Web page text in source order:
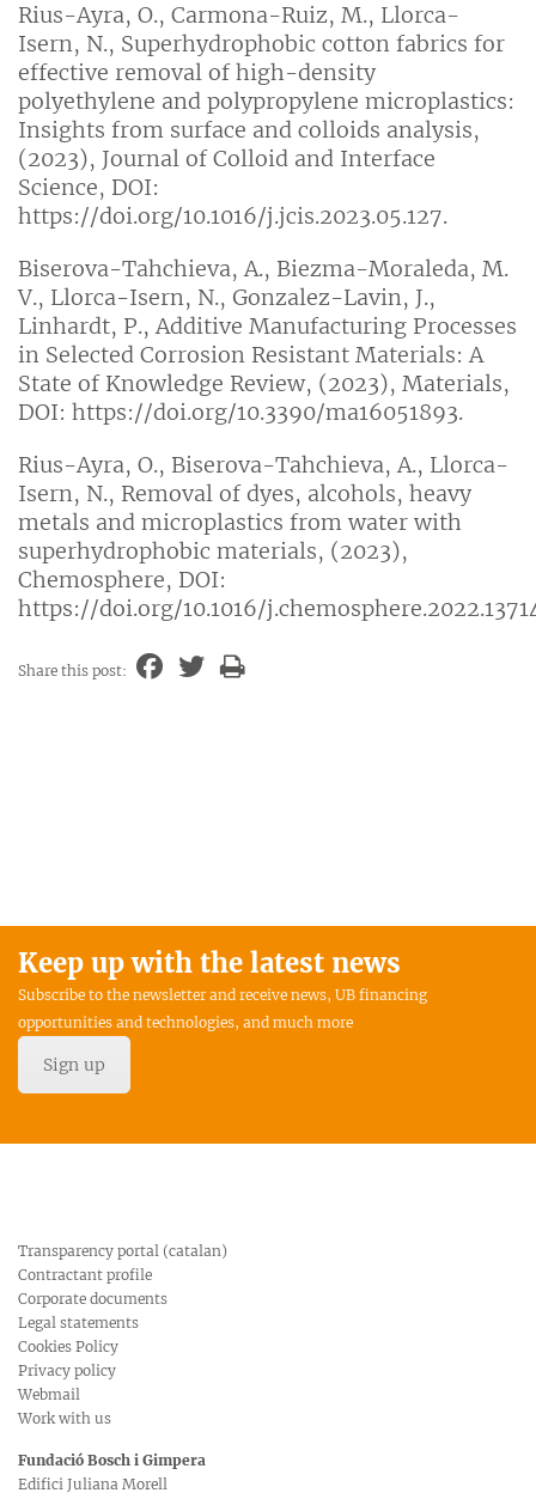
Rius-Ayra, O., Carmona-Ruiz, M., Llorca-
Isern, N., Superhydrophobic cotton fabrics for
effective removal of high-density
polyethylene and polypropylene microplastics:
Insights from surface and colloids analysis,
(2023), Journal of Colloid and Interface
Science, DOI:
https://doi.org/10.1016/j.jcis.2023.05.127.
Biserova-Tahchieva, A., Biezma-Moraleda, M.
V., Llorca-Isern, N., Gonzalez-Lavin, J.,
Linhardt, P., Additive Manufacturing Processes
in Selected Corrosion Resistant Materials: A
State of Knowledge Review, (2023), Materials,
DOI: https://doi.org/10.3390/ma16051893.
Rius-Ayra, O., Biserova-Tahchieva, A., Llorca-
Isern, N., Removal of dyes, alcohols, heavy
metals and microplastics from water with
superhydrophobic materials, (2023),
Chemosphere, DOI:
https://doi.org/10.1016/
Share this post:
Keep up with the latest news
Subscribe to the newsletter and receive news, UB financing
opportunities and technologies, and much more
Sign up
Transparency portal (catalan)
Contractant profile
Corporate documents
Legal statements
Cookies Policy
Privacy policy
Webmail
Work with us
Fundació Bosch i Gimpera
Edifici Juliana Morell